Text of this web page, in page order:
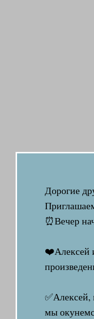
Дорогие
⏰Вечер
❤️Алексей
✅Алексей,
мы